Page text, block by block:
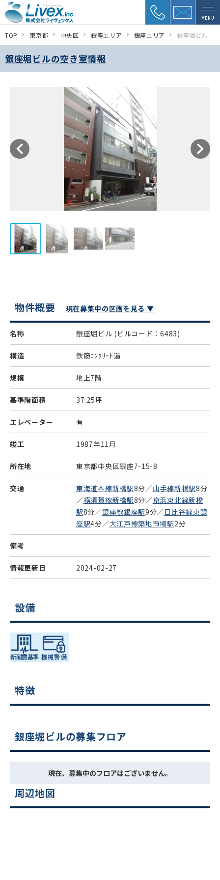
MENU
TOP 東京都 中央区 銀座エリア 銀座エリア 銀座堀ビル
銀座堀ビルの空き室情報
物件概要 現在募集中の区画を見る ▼
名称 銀座堀ビル (ビルコード：6483)
構造 鉄筋ｺﾝｸﾘｰﾄ造
規模 地上7階
基準階面積 37.25坪
エレベーター 有
竣工 1987年11月
所在地 東京都中央区銀座7-15-8
交通 東海道本線新橋駅8分／山手線新橋駅8分
／横須賀線新橋駅8分／京浜東北線新橋
駅8分／銀座線銀座駅9分／日比谷線東銀
座駅4分／大江戸線築地市場駅2分
備考
情報更新日 2024-02-27
設備
特徴
銀座堀ビルの募集フロア
現在、募集中のフロアはございません。
周辺地図